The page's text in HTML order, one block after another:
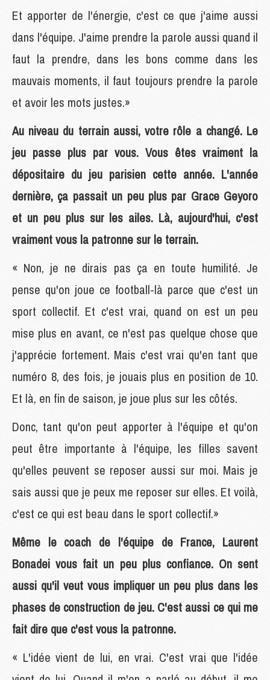
Et apporter de l'énergie, c'est ce que j'aime aussi
dans l'équipe. J'aime prendre la parole aussi quand il
faut la prendre, dans les bons comme dans les
mauvais moments, il faut toujours prendre la parole
et avoir les mots justes.»
Au niveau du terrain aussi, votre rôle a changé. Le
jeu passe plus par vous. Vous êtes vraiment la
dépositaire du jeu parisien cette année. L'année
dernière, ça passait un peu plus par Grace Geyoro
et un peu plus sur les ailes. Là, aujourd'hui, c'est
vraiment vous la patronne sur le terrain.
« Non, je ne dirais pas ça en toute humilité. Je
pense qu'on joue ce football-là parce que c'est un
sport collectif. Et c'est vrai, quand on est un peu
mise plus en avant, ce n'est pas quelque chose que
j'apprécie fortement. Mais c'est vrai qu'en tant que
numéro 8, des fois, je jouais plus en position de 10.
Et là, en fin de saison, je joue plus sur les côtés.
Donc, tant qu'on peut apporter à l'équipe et qu'on
peut être importante à l'équipe, les filles savent
qu'elles peuvent se reposer aussi sur moi. Mais je
sais aussi que je peux me reposer sur elles. Et voilà,
c'est ce qui est beau dans le sport collectif.»
Même le coach de l'équipe de France, Laurent
Bonadei vous fait un peu plus confiance. On sent
aussi qu'il veut vous impliquer un peu plus dans les
phases de construction de jeu. C'est aussi ce qui me
fait dire que c'est vous la patronne.
« L'idée vient de lui, en vrai. C'est vrai que l'idée